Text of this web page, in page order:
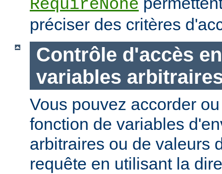
RequireNone
préciser des critères
Contrôle d'accès
variables
Vous pouvez accorder
fonction de variables
arbitraires ou de valeurs
requête en utilisant la